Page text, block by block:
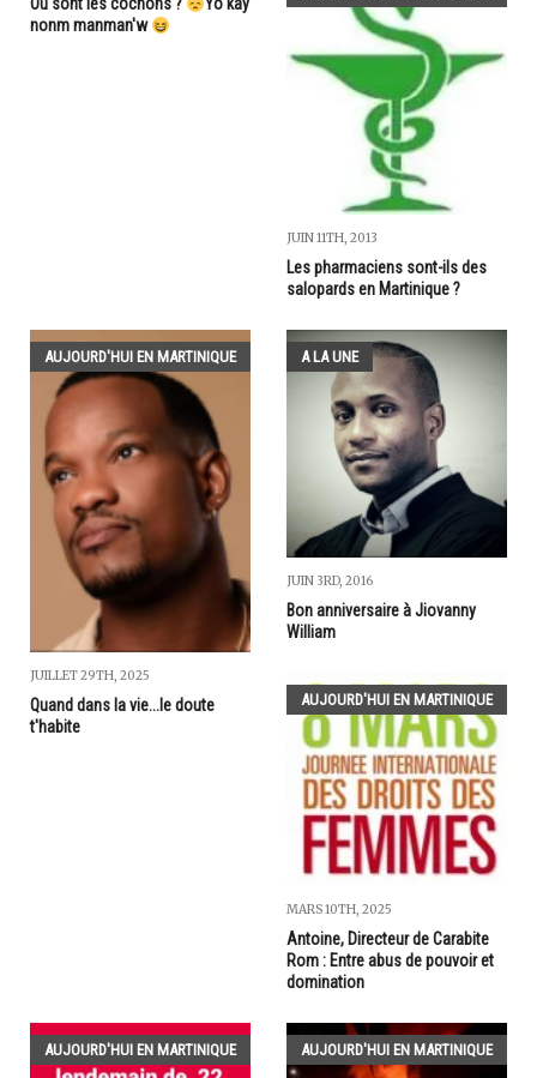
Où sont les cochons ?
Yo kay
nonm manman'w
JUIN 11TH, 2013
Les pharmaciens sont-ils des
salopards en Martinique ?
AUJOURD'HUI EN MARTINIQUE
JUILLET 29TH, 2025
Quand dans la vie...le doute
t'habite
A LA UNE
JUIN 3RD, 2016
Bon anniversaire à Jiovanny
William
AUJOURD'HUI EN MARTINIQUE
MARS 10TH, 2025
Antoine, Directeur de Carabite
Rom : Entre abus de pouvoir et
domination
AUJOURD'HUI EN MARTINIQUE AUJOURD'HUI EN MARTINIQUE